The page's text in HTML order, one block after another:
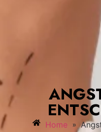
Home »